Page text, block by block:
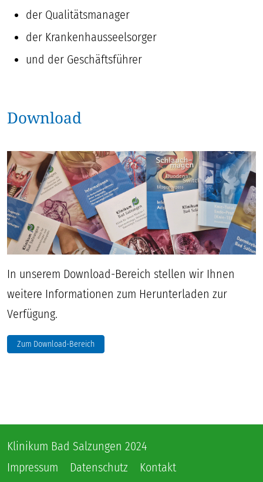
der Qualitätsmanager
der Krankenhausseelsorger
und der Geschäftsführer
Download
In unserem Download-Bereich stellen wir Ihnen
weitere Informationen zum Herunterladen zur
Verfügung.
Zum Download-Bereich
Klinikum Bad Salzungen 2024
Impressum
Datenschutz Kontakt